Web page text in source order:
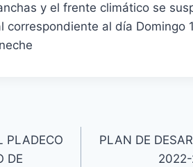
y el frente climático se
correspondiente al día Domingo
PLADECO
DE
PLAN DE
2022-